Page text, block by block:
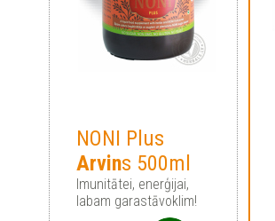
NONI Plus
Arvins 500ml
Imunitātei, enerģijai,
labam garastāvoklim!